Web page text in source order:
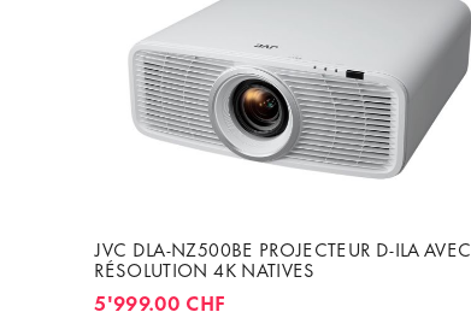
JVC DLA-NZ500BE PROJECTEUR D-ILA AVEC
RÉSOLUTION 4K NATIVES
5'999.00 CHF